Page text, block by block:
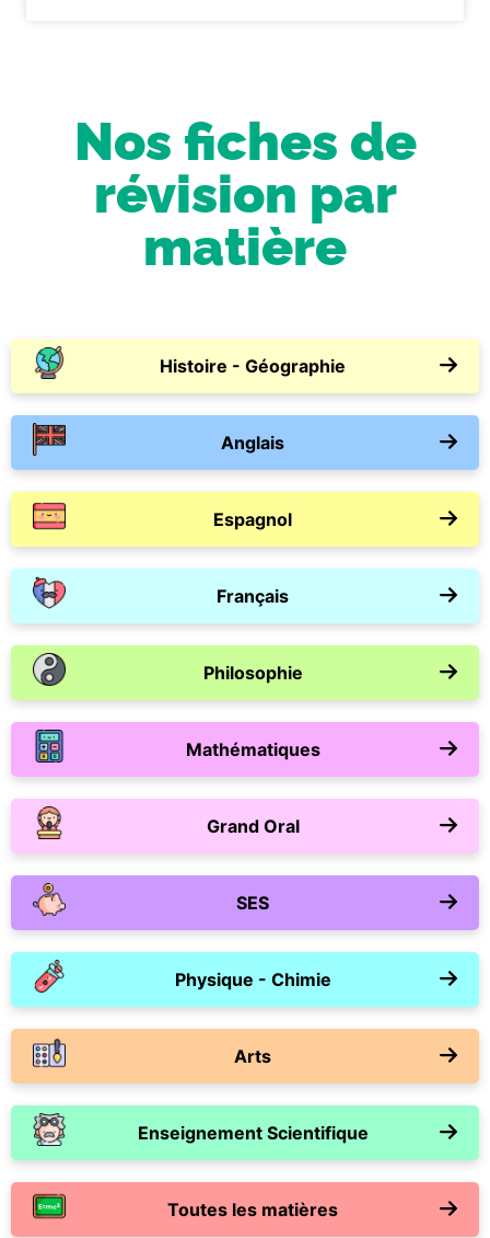
Nos fiches de
révision par
matière
Histoire - Géographie
Anglais
Espagnol
Français
Philosophie
Mathématiques
Grand Oral
SES
Physique - Chimie
Arts
Enseignement Scientifique
Toutes les matières